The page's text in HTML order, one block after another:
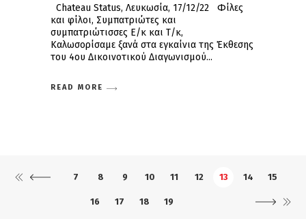
Chateau Status, Λευκωσία, 17/12/22 Φίλες
και φίλοι, Συμπατριώτες και
συμπατριώτισσες Ε/κ και Τ/κ,
Καλωσορίσαμε ξανά στα εγκαίνια της Έκθεσης
του 4ου Δικοινοτικού Διαγωνισμού
READ MORE
7 8 9 10 11 12 13 14 15
16 17 18 19